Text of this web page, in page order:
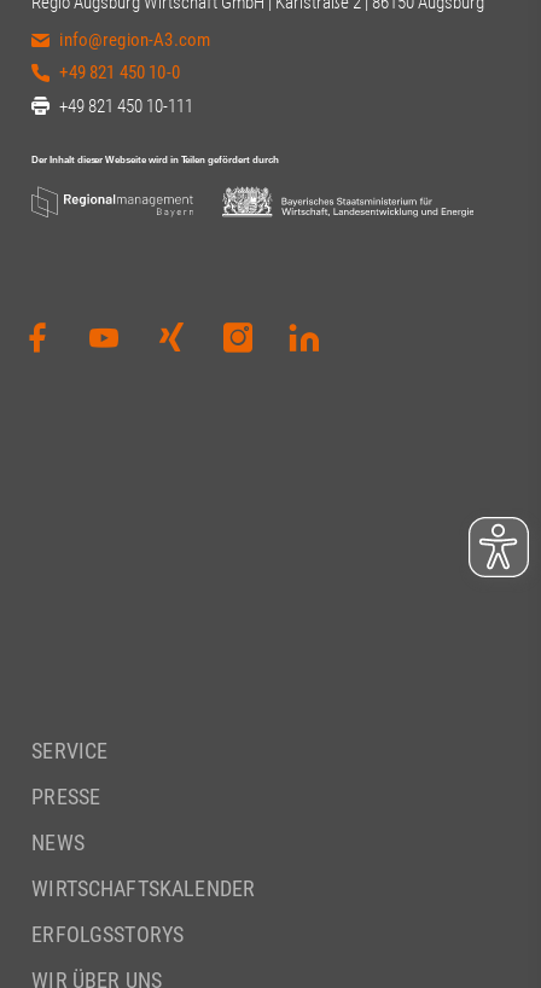
info@region-A3.com
+49 821 450 10-0
+49 821 450 10-111
SERVICE
PRESSE
NEWS
WIRTSCHAFTSKALENDER
ERFOLGSSTORYS
WIR ÜBER UNS